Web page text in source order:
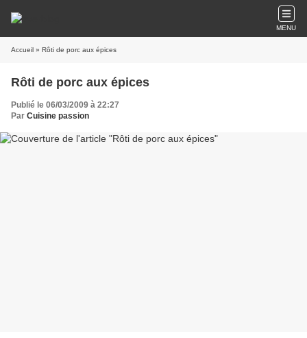
MENU
Accueil » Rôti de porc aux épices
Rôti de porc aux épices
Publié le 06/03/2009 à 22:27
Par Cuisine passion